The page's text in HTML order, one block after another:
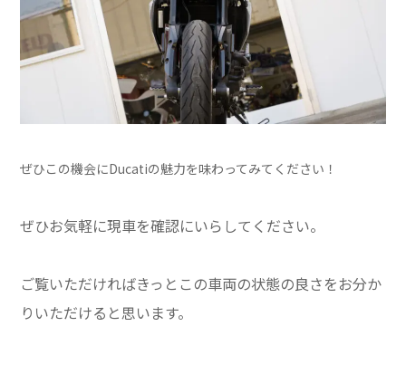
ぜひこの機会にDucatiの魅力を味わってみてください！
ぜひお気軽に現車を確認にいらしてください。
ご覧いただければきっとこの車両の状態の良さをお分か
りいただけると思います。